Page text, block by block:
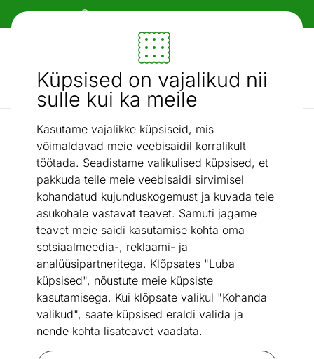
Küpsised on vajalikud nii
sulle kui ka meile
Kasutame vajalikke küpsiseid, mis
võimaldavad meie veebisaidil korralikult
töötada. Seadistame valikulised küpsised, et
pakkuda teile meie veebisaidi sirvimisel
kohandatud kujunduskogemust ja kuvada teie
asukohale vastavat teavet. Samuti jagame
teavet meie saidi kasutamise kohta oma
sotsiaalmeedia-, reklaami- ja
analüüsipartneritega. Klõpsates "Luba
küpsised", nõustute meie küpsiste
kasutamisega. Kui klõpsate valikul "Kohanda
valikud", saate küpsised eraldi valida ja
nende kohta lisateavet vaadata.
Paindlikud ja mugavad makseviisid!
Mööbel ja sisustus - ON24
Otsi...
AI otsing
Esik ja majapidamisruum / Esikukapp Store